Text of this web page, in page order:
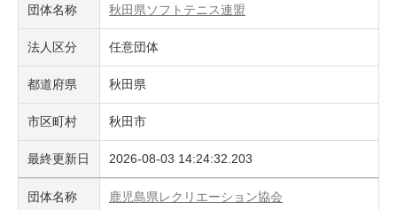
団体名称 秋田県ソフトテニス連盟
法人区分 任意団体
都道府県 秋田県
市区町村 秋田市
最終更新日 2026-08-03 14:24:32.203
団体名称 鹿児島県レクリエーション協会